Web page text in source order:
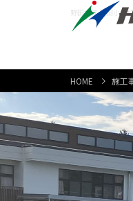
野田村立 野田小学
HOME 施工